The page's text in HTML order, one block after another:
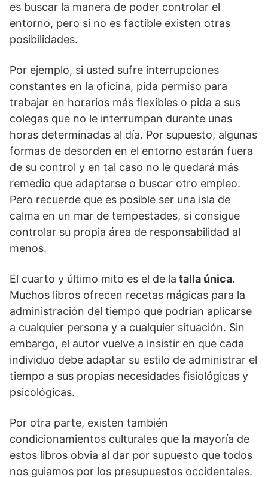
es buscar la manera de poder controlar el
entorno, pero si no es factible existen otras
posibilidades.
Por ejemplo, si usted sufre interrupciones
constantes en la oficina, pida permiso para
trabajar en horarios más flexibles o pida a sus
colegas que no le interrumpan durante unas
horas determinadas al día. Por supuesto, algunas
formas de desorden en el entorno estarán fuera
de su control y en tal caso no le quedará más
remedio que adaptarse o buscar otro empleo.
Pero recuerde que es posible ser una isla de
calma en un mar de tempestades, si consigue
controlar su propia área de responsabilidad al
menos.
El cuarto y último mito es el de la talla única.
Muchos libros ofrecen recetas mágicas para la
administración del tiempo que podrían aplicarse
a cualquier persona y a cualquier situación. Sin
embargo, el autor vuelve a insistir en que cada
individuo debe adaptar su estilo de administrar el
tiempo a sus propias necesidades fisiológicas y
psicológicas.
Por otra parte, existen también
condicionamientos culturales que la mayoría de
estos libros obvia al dar por supuesto que todos
nos guiamos por los presupuestos occidentales.